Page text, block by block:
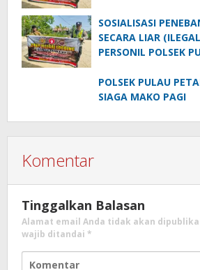
SOSIALISASI
SECARA LIAR
PERSONIL POLSEK
POLSEK PULAU
SIAGA MAKO PAGI
Komentar
Tinggalkan Balasan
Alamat email Anda tidak akan
wajib ditandai *